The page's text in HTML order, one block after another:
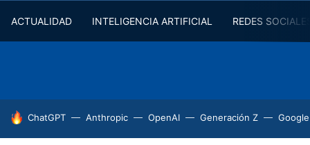
ACTUALIDAD INTELIGENCIA ARTIFICIAL REDES
HOY SE HABLA DE
ChatGPT Anthropic OpenAI Generación Z